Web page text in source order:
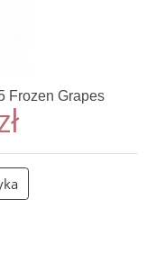
Frozen Grapes